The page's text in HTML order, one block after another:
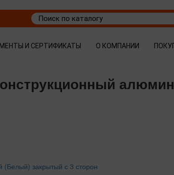
И СЕРТИФИКАТЫ О КОМПАНИИ
закрытый с 3 сторон